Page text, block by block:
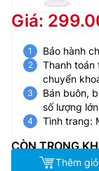
Giá:
Bảo hành
Thanh toán
chuyển
Bán buôn,
số lượng
Tình trang:
CÒN TRONG
Thêm